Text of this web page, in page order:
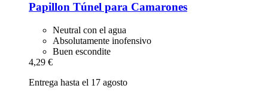
Papillon Túnel para Camarones
Neutral con el agua
Absolutamente inofensivo
Buen escondite
4,29 €
Entrega hasta el 17 agosto